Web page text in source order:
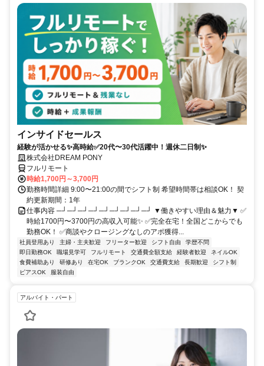
インサイドセールス
経験が活かせる✨高時給✅20代〜30代活躍中！週休二日制✨
株式会社DREAM PONY
フルリモート
時給1,700円～3,700円
勤務時間詳細 9:00〜21:00の間でシフト制 希望時間帯は相談OK！ 契
約更新期間：1年
仕事内容 ─┘─┘─┘─┘─┘─┘─┘─┘─┘ ▼働きやすい理由＆魅力▼ ✅
時給1700円〜3700円の高収入可能✨ ✅完全在宅！全国どこからでも
勤務OK！ ✅商談やクロージングなしのアポ獲得...
社員登用あり 主婦・主夫歓迎 フリーター歓迎 シフト自由
学歴不問
即日勤務OK
職場見学可 フルリモート 交通費全額支給 経験者歓迎
ネイルOK
食費補助あり
研修あり 在宅OK ブランクOK 交通費支給 長期歓迎
シフト制
ピアスOK
服装自由
アルバイト・パート